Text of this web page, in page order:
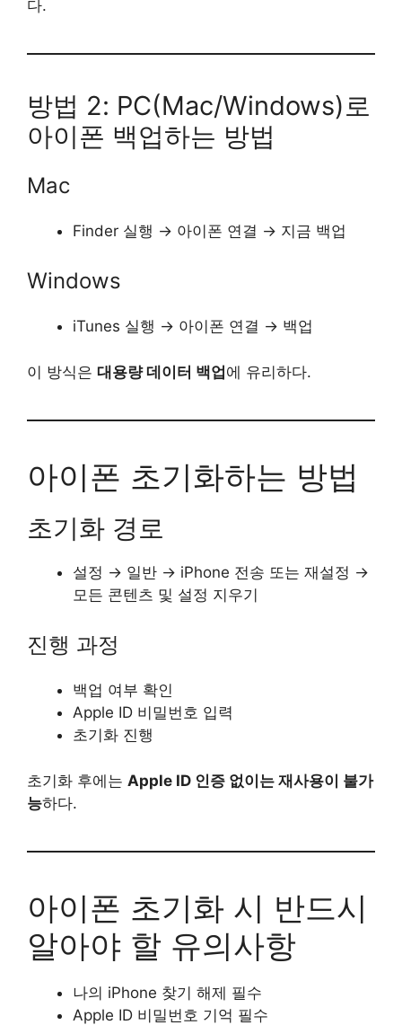
다.
방법 2: PC(Mac/Windows)로
아이폰 백업하는 방법
Mac
Finder 실행 → 아이폰 연결 → 지금 백업
Windows
iTunes 실행 → 아이폰 연결 → 백업
이 방식은 대용량 데이터 백업에 유리하다.
아이폰 초기화하는 방법
초기화 경로
설정 → 일반 → iPhone 전송 또는 재설정 →
모든 콘텐츠 및 설정 지우기
진행 과정
백업 여부 확인
Apple ID 비밀번호 입력
초기화 진행
초기화 후에는 Apple ID 인증 없이는 재사용이 불가
능하다.
아이폰 초기화 시 반드시
알아야 할 유의사항
나의 iPhone 찾기 해제 필수
Apple ID 비밀번호 기억 필수